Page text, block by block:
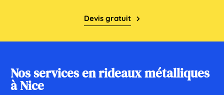
Devis gratuit
Nos services en rideaux métalliques
à Nice